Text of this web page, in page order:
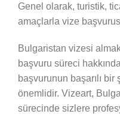
Genel olarak, turistik,
amaçlarla vize
Bulgaristan vizesi
başvuru süreci
başvurunun başarılı
önemlidir. Vizeart,
sürecinde sizlere